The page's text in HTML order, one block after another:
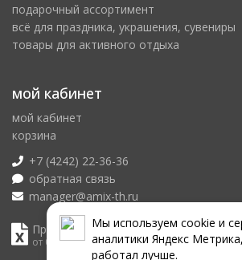
Мы используем сookie и
аналитики Яндекс
работал лучше.
подарочный ассортимент
всё для праздника, украшения, сувениры
товары для активного отдыха
мой кабинет
мой кабинет
корзина
+7 (4242) 22-36-36
обратная связь
manager@amix-th.ru
Прайс лист
от 07.08.2026